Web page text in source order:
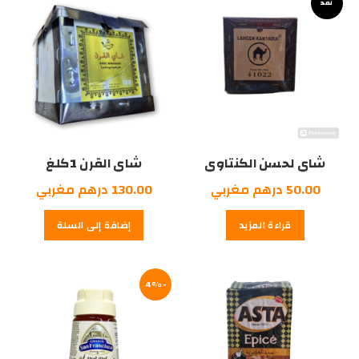
مغربي.
شاي لحسن الكنتاوي
الجمل500غرام
50.00درهم مغربي
قراءة المزيد
شاي القرن 1كلغ
130.00 درهم مغربي
إضافة إلى السلة
-4%